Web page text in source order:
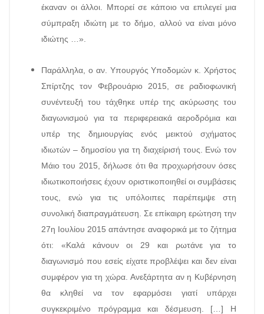
έκαναν οι άλλοι. Μπορεί σε κάποιο να επιλεγεί μια
σύμπραξη ιδιώτη με το δήμο, αλλού να είναι μόνο
ιδιώτης …».
Παράλληλα, ο αν. Υπουργός Υποδομών κ. Χρήστος
Σπίρτζης τον Φεβρουάριο 2015, σε ραδιοφωνική
συνέντευξή του τάχθηκε υπέρ της ακύρωσης του
διαγωνισμού για τα περιφερειακά αεροδρόμια και
υπέρ της δημιουργίας ενός μεικτού σχήματος
ιδιωτών – δημοσίου για τη διαχείρισή τους. Ενώ τον
Μάιο του 2015, δήλωσε ότι θα προχωρήσουν όσες
ιδιωτικοποιήσεις έχουν οριστικοποιηθεί οι συμβάσεις
τους, ενώ για τις υπόλοιπες παρέπεμψε στη
συνολική διαπραγμάτευση. Σε επίκαιρη ερώτηση την
27η Ιουλίου 2015 απάντησε αναφορικά με το ζήτημα
ότι: «Καλά κάνουν οι 29 και ρωτάνε για το
διαγωνισμό που εσείς είχατε προβλέψει και δεν είναι
συμφέρον για τη χώρα. Ανεξάρτητα αν η Κυβέρνηση
θα κληθεί να τον εφαρμόσει γιατί υπάρχει
συγκεκριμένο πρόγραμμα και δέσμευση. […] Η